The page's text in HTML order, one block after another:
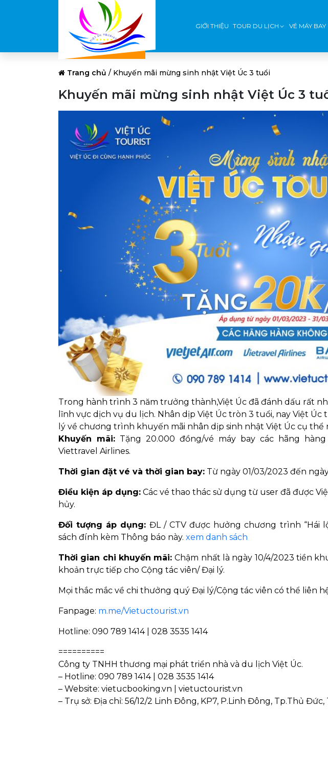
GIỚI THIỆU TOUR DU LỊCH VÉ MÁY BAY
Trang chủ / Khuyến mãi mừng sinh nhật Việt Úc 3 tuổi
Khuyến mãi mừng sinh nhật Việt Úc 3
Trong hành trình 3 năm trưởng thành,Việt Úc đã đánh dấu rất
lĩnh vực dịch vụ du lịch. Nhân dịp Việt Úc tròn 3 tuổi, nay Việt Úc
lý về chương trình khuyến mãi nhân dịp sinh nhật Việt Úc cụ thể
Khuyến mãi: Tặng 20.000 đồng/vé máy bay các hãng
Viettravel Airlines.
Thời gian đặt vé và thời gian bay: Từ ngày 01/03/2023 đến
Điều kiện áp dụng: Các vé thao thác sử dụng từ user đã được
hủy.
Đối tượng áp dụng:ĐL / CTV được hưởng chương trình “Hái
sách đính kèm Thông báo này. xem danh sách
Thời gian chi khuyến mãi:Chậm nhất là ngày 10/4/2023 tiền
khoản trực tiếp cho Cộng tác viên/ Đại lý.
Mọi thắc mắc về chi thưởng quý Đại lý/Cộng tác viên có thể liên
Fanpage: m.me/Vietuctourist.vn
Hotline: 090 789 1414 | 028 3535 1414
==========
Công ty TNHH thương mại phát triển nhà và du lịch Việt Úc.
– Hotline: 090 789 1414 | 028 3535 1414
– Website: vietucbooking.vn | vietuctourist.vn
– Trụ sở: Địa chỉ: 56/12/2 Linh Đông, KP7, P.Linh Đông, Tp.Thủ Đức,